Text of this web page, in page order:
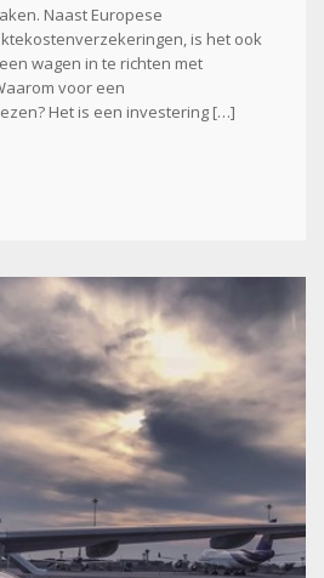
Naast Europese
is het ook
wagen in te richten met
voor een
Het is een investering […]